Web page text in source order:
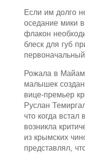
Если им долго
оседание мики
флакон
блеск для губ
Рожала в
малышек
вице-премьер
Руслан
что когда
возникла
из крымских
представлял,